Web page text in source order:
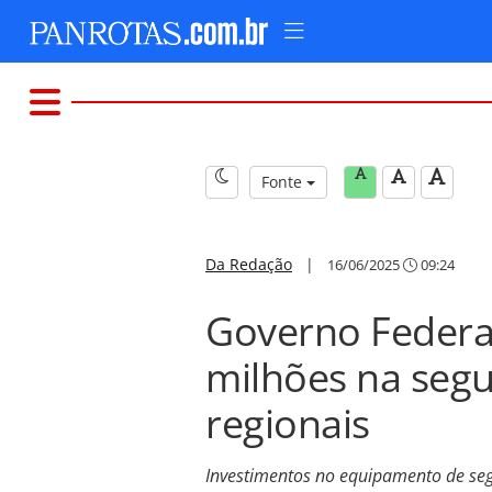
Fonte
Da Redação | 16/06/2025 09:24
Governo
milhões na
regionais
Investimentos no equipamento de